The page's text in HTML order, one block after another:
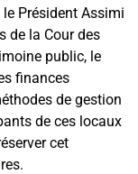
Président Assimi
de la Cour des
public, le
finances
de gestion
de ces locaux
cet